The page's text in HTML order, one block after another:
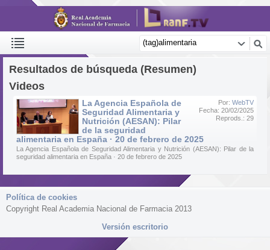
Resultados de búsqueda (Resumen)
Videos
Por: WebTV
Fecha: 20/02/2025
Reprods.: 29
La Agencia Española de
Seguridad Alimentaria y
Nutrición (AESAN): Pilar
de la seguridad
alimentaria en España · 20 de febrero de 2025
La Agencia Española de Seguridad Alimentaria y Nutrición (AESAN): Pilar de la
seguridad alimentaria en España · 20 de febrero de 2025
Política de cookies
Copyright Real Academia Nacional de Farmacia 2013
Versión escritorio